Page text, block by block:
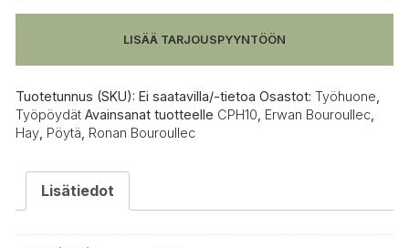
LISÄÄ TARJOUSPYYNTÖÖN
Tuotetunnus (SKU): Ei saatavilla/-tietoa Osastot: Työhuone
Työpöydät Avainsanat tuotteelle CPH10 Erwan Bouroullec
Hay Pöytä Ronan Bouroullec
Lisätiedot